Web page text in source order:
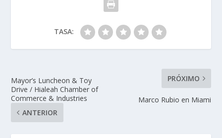
TASA:
Mayor’s Luncheon & Toy
Drive / Hialeah Chamber of
Commerce & Industries
ANTERIOR
PRÓXIMO
Marco Rubio en Miami